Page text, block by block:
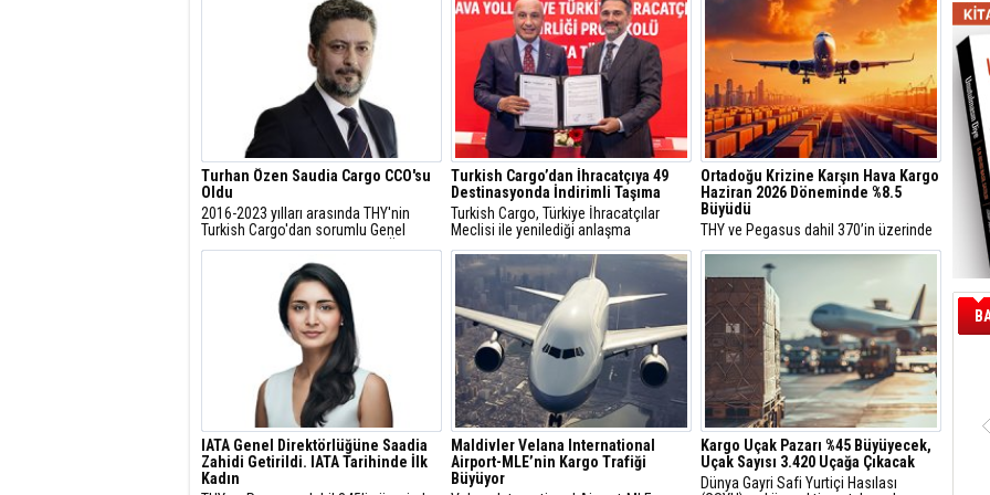
Turhan Özen Saudia Cargo CCO'su
Oldu
2016-2023 yılları arasında THY'nin
Turkish Cargo'dan sorumlu Genel
Müdür Yardımcısı olan Turhan Özen,
Saudia Cargo CCO' su olarak atandı.
Turkish Cargo’dan İhracatçıya 49
Destinasyonda İndirimli Taşıma
Turkish Cargo, Türkiye İhracatçılar
Meclisi ile yenilediği anlaşma
kapsamında ihracatçıların ürünlerini 30
ülkedeki 49 destinasyona ortalama
yüzde 34 indirimle taşıyacak.
Ortadoğu Krizine Karşın Hava Kargo
Haziran 2026 Döneminde %8.5
Büyüdü
THY ve Pegasus dahil 370’in üzerinde
havayolu şirketini çatısı altında
toplayan ve sivil havacılık trafiğinin %
85’ini temsil eden Uluslararası Hava
Taşımacılığı Birliği (IATA), Haziran 2026
küresel hava kargo pazarına ait verileri
açıkladı.
IATA Genel Direktörlüğüne Saadia
Zahidi Getirildi. IATA Tarihinde İlk
Kadın
Maldivler Velana International
Airport-MLE’nin Kargo Trafiği
Büyüyor
Kargo Uçak Pazarı %45 Büyüyecek,
Uçak Sayısı 3.420 Uçağa Çıkacak
Dünya Gayri Safi Yurtiçi Hasılası